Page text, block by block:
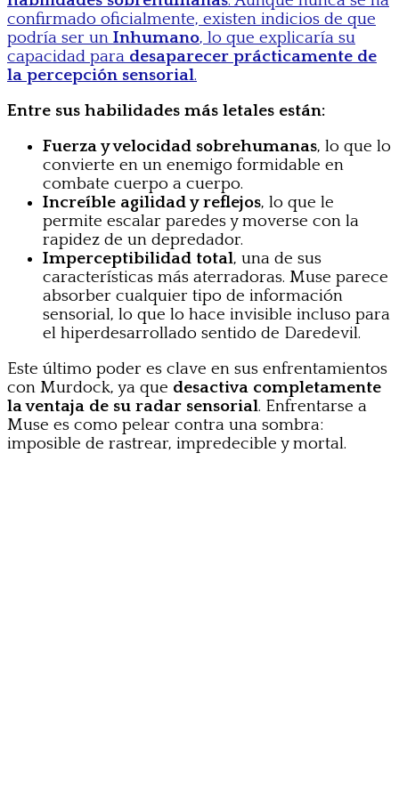
confirmado oficialmente, existen indicios de que
podría ser un Inhumano, lo que explicaría su
capacidad para desaparecer prácticamente de
la percepción sensorial.
Entre sus habilidades más letales están:
Fuerza y velocidad sobrehumanas, lo que lo
convierte en un enemigo formidable en
combate cuerpo a cuerpo.
Increíble agilidad y reflejos, lo que le
permite escalar paredes y moverse con la
rapidez de un depredador.
Imperceptibilidad total, una de sus
características más aterradoras. Muse parece
absorber cualquier tipo de información
sensorial, lo que lo hace invisible incluso para
el hiperdesarrollado sentido de Daredevil.
Este último poder es clave en sus enfrentamientos
con Murdock, ya que desactiva completamente
la ventaja de su radar sensorial. Enfrentarse a
Muse es como pelear contra una sombra:
imposible de rastrear, impredecible y mortal.